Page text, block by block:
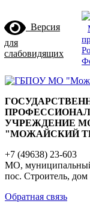
Версия
для
слабовидящих
УЧРЕЖДЕНИЕ
"МОЖАЙСКИЙ
+7 (49638) 23-603
МО,
пос. Строитель, дом
Обратная связь